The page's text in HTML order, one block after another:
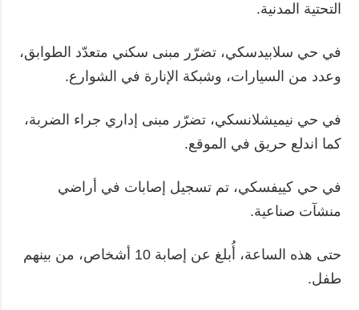
التحتية المدنية.
في حي سلابيدسكي، تضرّر مبنى سكني متعدّد الطوابق،
وعدد من السيارات، وشبكة الإنارة في الشوارع.
في حي نيميشلانسكي، تضرّر مبنى إداري جراء الضربة،
كما اندلع حريق في الموقع.
في حي كييفسكي، تم تسجيل إصابات في أراضي
منشآت صناعية.
حتى هذه الساعة، أُبلغ عن إصابة 10 أشخاص، من بينهم
طفل.